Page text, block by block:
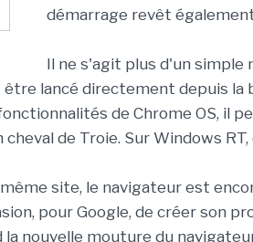
démarrage revêt
Il ne s'agit plus d'un simple
lancé directement depuis la
de Chrome OS, il
de Troie. Sur Windows
site, le navigateur est
pour Google, de créer son
la nouvelle mouture du